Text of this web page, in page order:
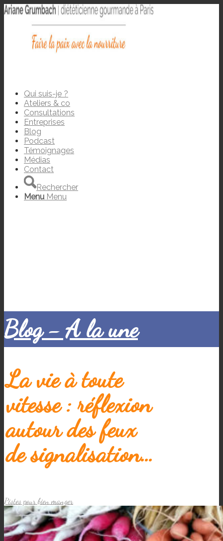
Qui suis-je ?
Ateliers & co
Consultations
Entreprises
Blog
Podcast
Témoignages
Médias
Contact
Rechercher
Menu Menu
Blog - A la une
La vie à toute
vitesse : réflexion
autour des feux
de signalisation…
Pistes pour bien manger